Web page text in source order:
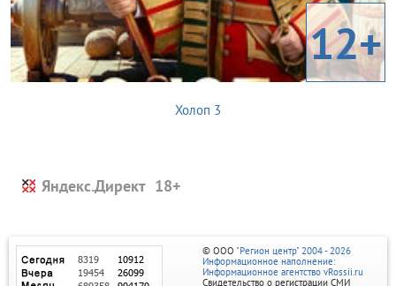
12+
Холоп 3
Яндекс.Директ
© ООО "Регион центр" 2004 - 2026
Информационное наполнение:
Информационное агентство vRossii.ru
Свидетельство о регистрации СМИ